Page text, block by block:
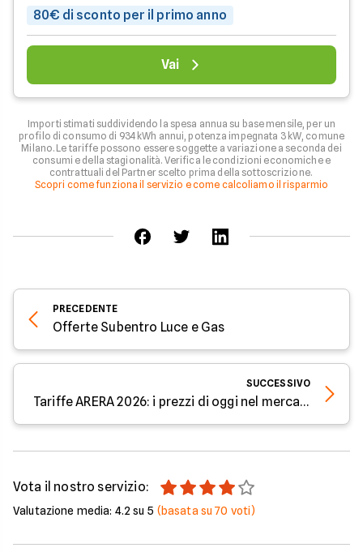
80€ di sconto per il primo anno
Vai
Importi stimati suddividendo la spesa annua su base mensile, per un
profilo di consumo di 934 kWh annui, potenza impegnata 3 kW, comune
Milano. Le tariffe possono essere soggette a variazione a seconda dei
consumi e della stagionalità. Verifica le condizioni economiche e
contrattuali del Partner scelto prima della sottoscrizione.
Scopri come funziona il servizio e come calcoliamo il risparmio
PRECEDENTE
Offerte Subentro Luce e Gas
SUCCESSIVO
Tariffe ARERA 2026: i prezzi di oggi nel mercato tutelato
Vota il nostro servizio:
Valutazione media: 4.2 su 5 (basata su70 voti)